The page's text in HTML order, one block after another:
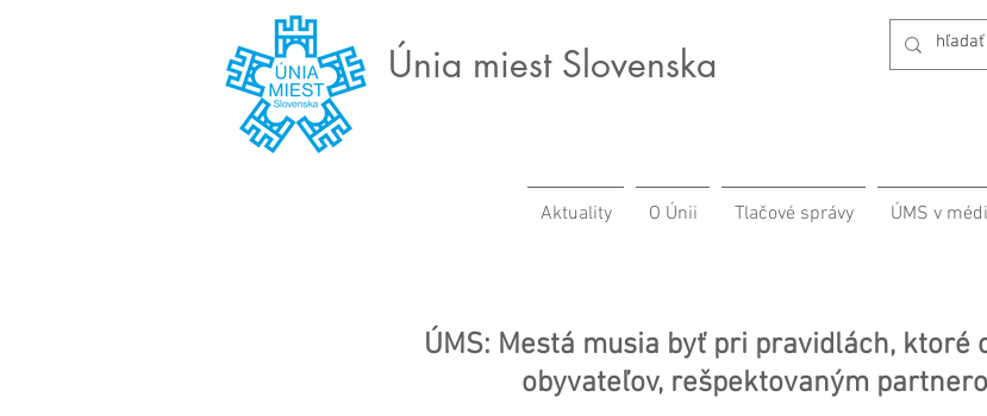
Únia miest Slovenska
Aktuality O Únii Tlačové správy ÚMS v
ÚMS: Mestá musia byť pri pravidlách, ktoré
obyvateľov, rešpektovaným